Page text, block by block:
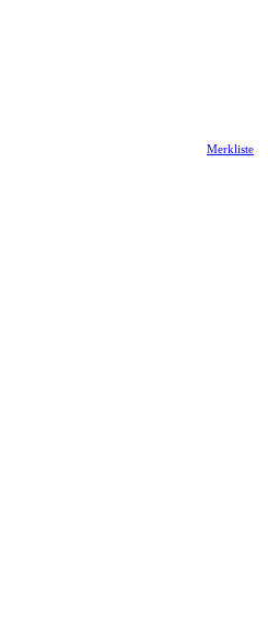
Merkliste